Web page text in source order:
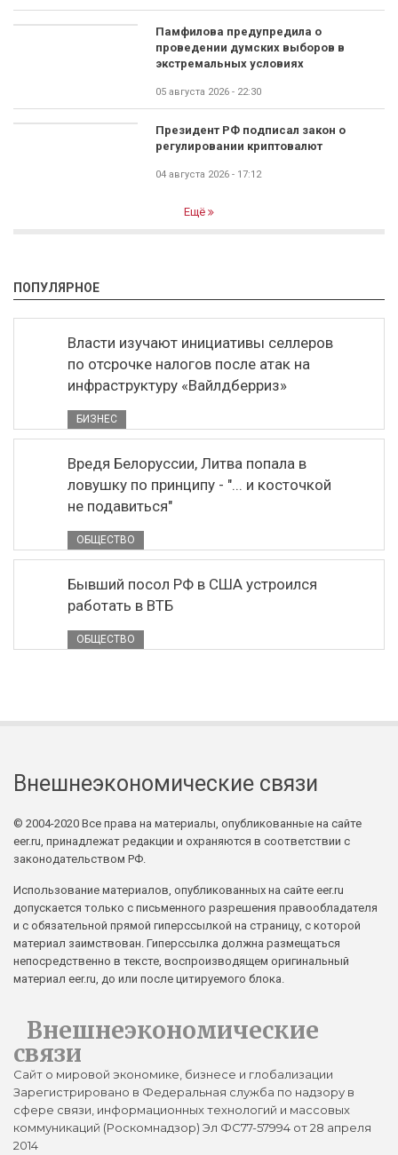
Памфилова предупредила о
проведении думских выборов в
экстремальных условиях
05 августа 2026 - 22:30
Президент РФ подписал закон о
регулировании криптовалют
04 августа 2026 - 17:12
Ещё
ПОПУЛЯРНОЕ
Власти изучают инициативы селлеров
по отсрочке налогов после атак на
инфраструктуру «Вайлдберриз»
БИЗНЕС
Вредя Белоруссии, Литва попала в
ловушку по принципу - "... и косточкой
не подавиться"
ОБЩЕСТВО
Бывший посол РФ в США устроился
работать в ВТБ
ОБЩЕСТВО
Внешнеэкономические связи
© 2004-2020 Все права на материалы, опубликованные на сайте
eer.ru, принадлежат редакции и охраняются в соответствии с
законодательством РФ.
Использование материалов, опубликованных на сайте eer.ru
допускается только с письменного разрешения правообладателя
и с обязательной прямой гиперссылкой на страницу, с которой
материал заимствован. Гиперссылка должна размещаться
непосредственно в тексте, воспроизводящем оригинальный
материал eer.ru, до или после цитируемого блока.
Внешнеэкономические
связи
Сайт о мировой экономике, бизнесе и глобализации
Зарегистрировано в Федеральная служба по надзору в
сфере связи, информационных технологий и массовых
коммуникаций (Роскомнадзор) Эл ФС77-57994 от 28 апреля
2014